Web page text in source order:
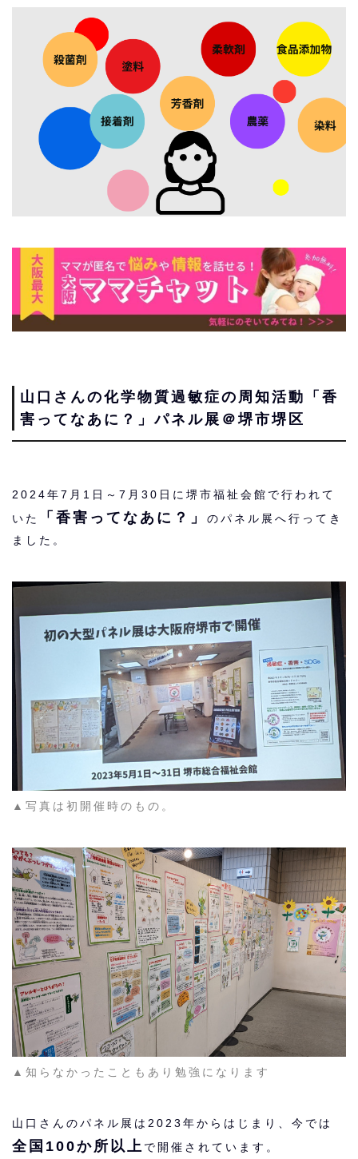
山口さんの化学物質過敏症の周知活動「香
害ってなあに？」パネル展＠堺市堺区
2024年7月1日～7月30日に堺市福祉会館で行われて
いた
「香害ってなあに？」
のパネル展へ行ってき
ました。
▲写真は初開催時のもの。
▲知らなかったこともあり勉強になります
山口さんのパネル展は2023年からはじまり、今では
全国100か所以上 で開催されています。